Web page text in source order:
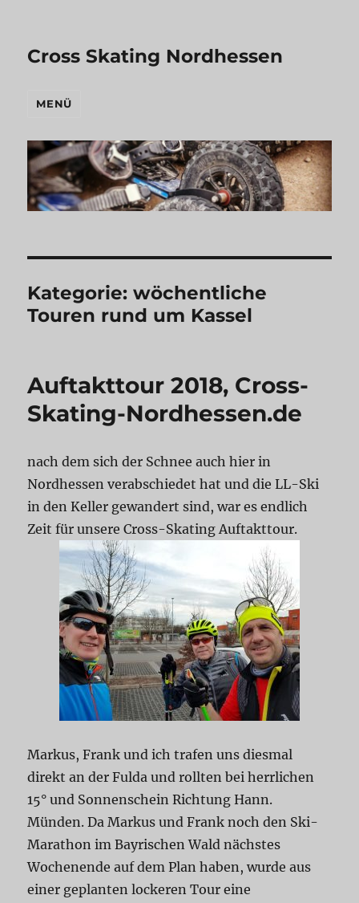
Cross Skating Nordhessen
MENÜ
Kategorie:wöchentliche
Touren rund um Kassel
Auftakttour 2018, Cross-
Skating-Nordhessen.de
nach dem sich der Schnee auch hier in
Nordhessen verabschiedet hat und die LL-Ski
in den Keller gewandert sind, war es endlich
Zeit für unsere Cross-Skating Auftakttour.
Markus, Frank und ich trafen uns diesmal
direkt an der Fulda und rollten bei herrlichen
15° und Sonnenschein Richtung Hann.
Münden. Da Markus und Frank noch den Ski-
Marathon im Bayrischen Wald nächstes
Wochenende auf dem Plan haben, wurde aus
einer geplanten lockeren Tour eine